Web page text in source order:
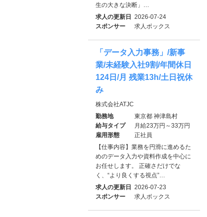
生の大きな決断」…
求人の更新日
2026-07-24
スポンサー
求人ボックス
「データ入力事務」/新事
業/未経験入社9割/年間休日
124日/月 残業13h/土日祝休
み
株式会社ATJC
勤務地
東京都 神津島村
給与タイプ
月給23万円～33万円
雇用形態
正社員
【仕事内容】業務を円滑に進めるた
めのデータ入力や資料作成を中心に
お任せします。 正確さだけでな
く、“より良くする視点”…
求人の更新日
2026-07-23
スポンサー
求人ボックス